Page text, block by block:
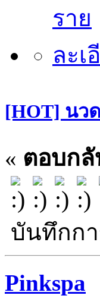
[HOT] นว
« ตอบกลั
บันทึกกา
Pinkspa